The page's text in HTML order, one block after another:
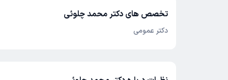
تخصص های دکتر محمد چلوئی
دکتر عمومی